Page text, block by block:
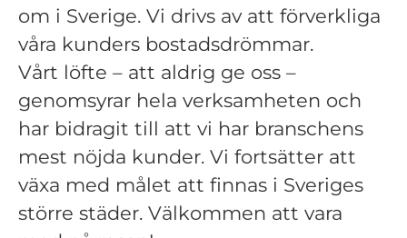
om i Sverige. Vi drivs av att förverkliga
våra kunders bostadsdrömmar.
Vårt löfte – att aldrig ge oss –
genomsyrar hela verksamheten och
har bidragit till att vi har branschens
mest nöjda kunder. Vi fortsätter att
växa med målet att finnas i Sveriges
större städer. Välkommen att vara